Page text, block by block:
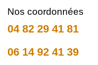
Nos coordonnées
04 82 29 41 81
06 14 92 41 39